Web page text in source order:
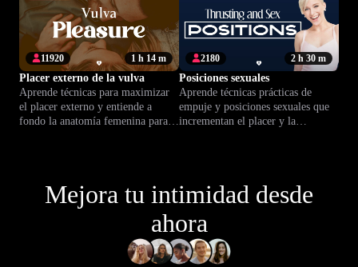
1 h 14 m
11920
Placer externo de la vulva
Aprende técnicas para maximizar
el placer externo y entiende a
fondo la anatomía femenina para
2 h 30 m
2180
Posiciones sexuales
Aprende técnicas prácticas de
empuje y posiciones sexuales que
incrementan el placer y la
Mejora tu intimidad desde
ahora